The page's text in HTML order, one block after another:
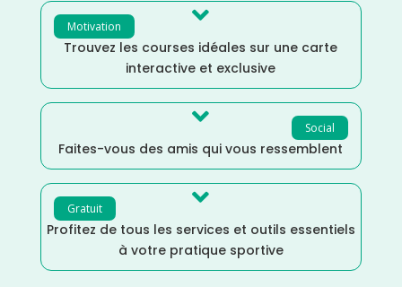
Motivation 
Trouvez les courses idéales sur une carte
interactive et exclusive
Social

Faites-vous des amis qui vous ressemblent
Gratuit 
Profitez de tous les services et outils essentiels
à votre pratique sportive